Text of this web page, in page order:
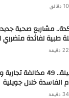
مشاريع صحية
طبية لفائدة متضرري
الفاسدة خلال جويلية